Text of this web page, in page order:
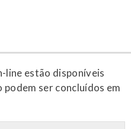
line estão disponíveis
ser concluídos em